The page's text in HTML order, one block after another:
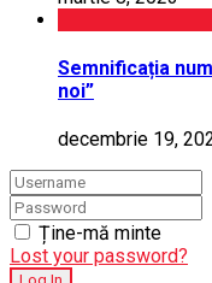
Semnificația
noi”
decembrie 19,
Ține-mă minte
Lost your password?